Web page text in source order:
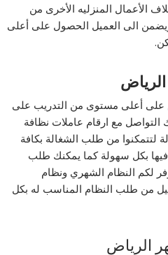
الأعمال المنزليه الأخرى من
الى العميل الحصول على أعلى
على أعلى مستوى من التدريب على
مع ارقام عاملات نظافة
لتتمكنوا من طلب الشغالة بكافة
فيها بكل سهولة كما يمكنك طلب
لكم النظام الشهري ونظام
من طلب النظام المناسب له بكل
الرياض